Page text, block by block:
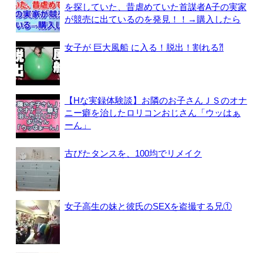
を探していた、昔虐めていた首謀者A子の実家
が競売に出ているのを発見！！→購入したら
女子が 巨大風船 に入る！脱出！割れる⁈
【Hな実録体験談】お隣のお子さんＪＳのオナ
ニー癖を治したロリコンおじさん「ウッはぁ
ーん」
古びたタンスを、100均でリメイク
女子高生の妹と彼氏のSEXを盗撮する兄①